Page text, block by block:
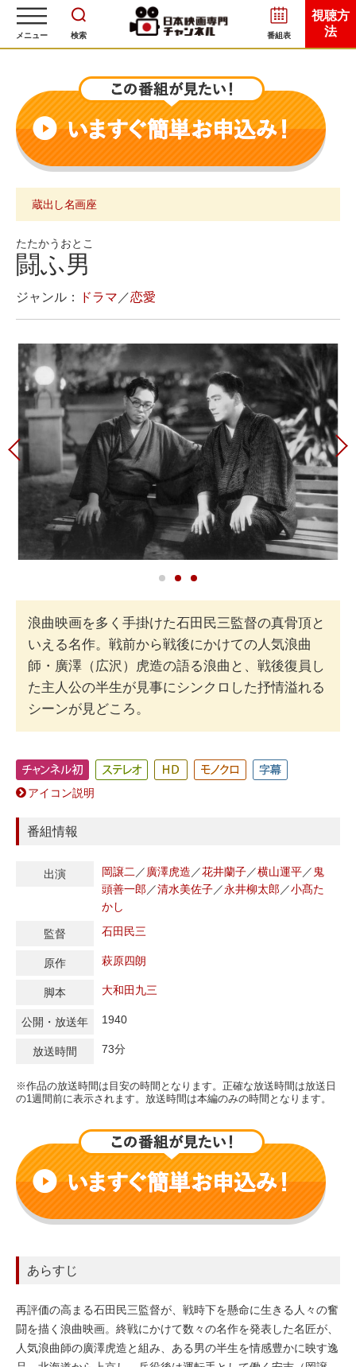
メニュー 検索 番組表
視聴方
法
蔵出し名画座
たたかうおとこ
闘ふ男
ジャンル： ドラマ ／恋愛
浪曲映画を多く手掛けた石田民三監督の真骨頂と
いえる名作。戦前から戦後にかけての人気浪曲
師・廣澤（広沢）虎造の語る浪曲と、戦後復員し
た主人公の半生が見事にシンクロした抒情溢れる
シーンが見どころ。
アイコン説明
番組情報
出演 岡譲二 ／ 廣澤虎造 ／花井蘭子／横山運平／ 鬼
頭善一郎 ／清水美佐子／永井柳太郎 ／小髙た
かし
監督 石田民三
原作 萩原四朗
脚本 大和田九三
公開・放送年 1940
放送時間 73分
※作品の放送時間は目安の時間となります。正確な放送時間は放送日
の1週間前に表示されます。放送時間は本編のみの時間となります。
あらすじ
再評価の高まる石田民三監督が、戦時下を懸命に生きる人々の奮
闘を描く浪曲映画。終戦にかけて数々の名作を発表した名匠が、
人気浪曲師の廣澤虎造と組み、ある男の半生を情感豊かに映す逸